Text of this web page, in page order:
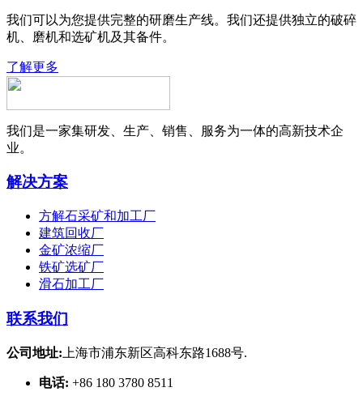
我们可以为您提供完整的研磨生产线。我们还提供独立的破碎
机、磨机和选矿机及其备件。
了解更多
我们是一家集研发、生产、销售、服务为一体的高新技术企
业。
解决方案
方解石采矿和加工厂
建筑回收厂
金矿浓缩厂
铁矿选矿厂
滑石加工厂
联系我们
公司地址: 上海市浦东新区高科东路1688号.
电话: +86 180 3780 8511